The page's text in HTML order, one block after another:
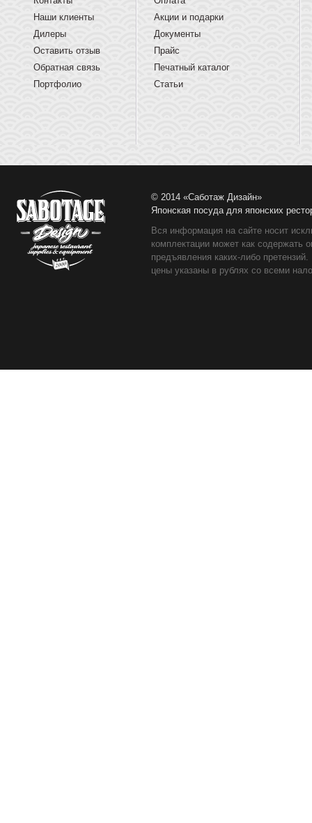
Наши клиенты
Дилеры
Оставить отзыв
Обратная связь
Портфолио
Акции и подарки
Документы
Прайс
Печатный каталог
Статьи
© 2014 «Саботаж Дизайн»
Японская посуда для японских
Вся информация на сайте носит
комплектации может как содержать
предъявления каких-либо
цены указаны в рублях со всеми